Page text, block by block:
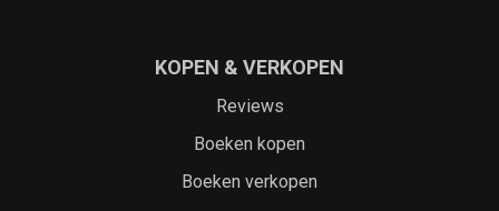
KOPEN & VERKOPEN
Reviews
Boeken kopen
Boeken verkopen